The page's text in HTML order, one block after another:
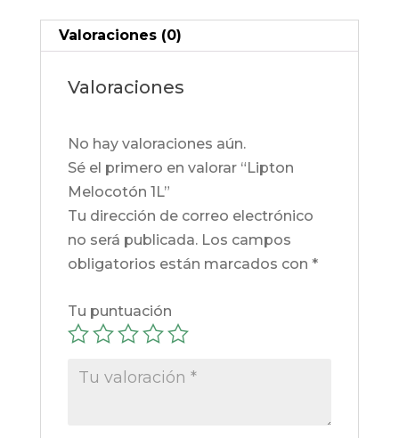
Valoraciones (0)
Valoraciones
No hay valoraciones aún.
Sé el primero en valorar “Lipton
Melocotón 1L”
Tu dirección de correo electrónico
no será publicada. Los campos
obligatorios están marcados con *
Tu puntuación